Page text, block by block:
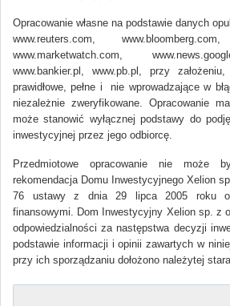
Opracowanie własne na podstawie danych
www.reuters.com, www.bloomberg.com,
www.marketwatch.com,
www.bankier.pl, www.pb.pl, przy
prawidłowe, pełne i nie wprowadzające w
niezależnie zweryfikowane. Opracowanie
może stanowić wyłącznej podstawy do
inwestycyjnej przez jego odbiorcę.
Przedmiotowe opracowanie nie może
rekomendacja Domu Inwestycyjnego Xelion
76 ustawy z dnia 29 lipca 2005 roku o
finansowymi. Dom Inwestycyjny Xelion sp. z
odpowiedzialności za następstwa decyzji
podstawie informacji i opinii zawartych w
przy ich sporządzaniu dołożono należytej